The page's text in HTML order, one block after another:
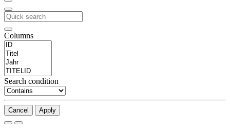
Columns
Search condition
Cancel Apply